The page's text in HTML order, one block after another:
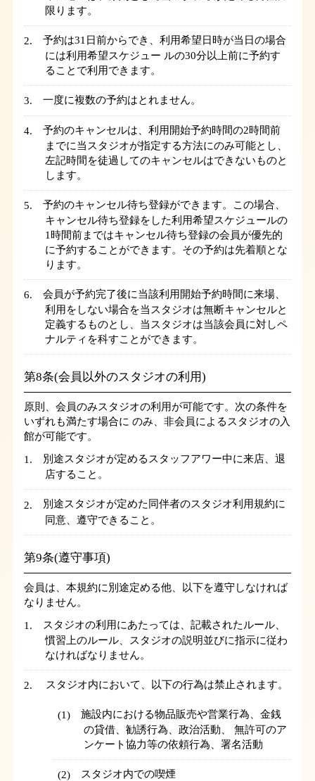
限ります。
予約は31日前からでき、利用希望日時が当日の場合
には利用希望スケジュー ルの30分以上前に予約す
ることで利用できます。
一度に複数の予約はとれません。
予約のキャンセルは、利用開始予約時間の2時間前
までに当スタジオが指定する方法にのみ可能とし、
左記時間を徒過してのキャンセルはできないものと
します。
予約のキャンセル待ち登録ができます。この場合、
キャンセル待ち登録をした利用希望スケジュールの
1時間前まではキャンセル待ち登録の会員が優先的
に予約することができます。その予約は先着順とな
ります。
会員が予約完了後に当該利用開始予約時間に来場、
利用をしない場合を当スタジオは無断キャンセルと
定義するものとし、当スタジオは当該会員に対しペ
ナルティを科すことができます。
第8条(会員以外のスタジオの利用)
原則、会員のみスタジオの利用が可能です。次の条件を
いずれも満たす場合に のみ、非会員によるスタジオの入
館が可能です。
別途スタジオが定めるスタッフアワー中に来店、退
店すること。
別途スタジオが定めた同伴者のスタジオ利用規約に
同意、遵守できること。
第9条(遵守事項)
会員は、本規約に別途定める他、以下を遵守しなければ
なりません。
スタジオの利用にあたっては、記載されたルール、
慣習上のルール、スタジオの説明並びに指示に従わ
なければなりません。
スタジオ内において、以下の行為は禁止されます。
施設内における物品販売や営業行為、金銭
の貸借、勧誘行為、政治活動、 無許可のア
ンケート協力等の依頼行為、署名活動
スタジオ内での喫煙